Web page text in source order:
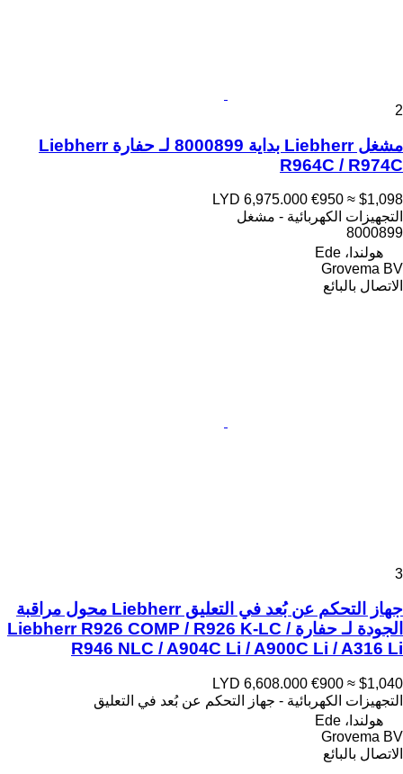
2
مشغل Liebherr بداية 8000899 لـ حفارة Liebherr
R964C / R974C
LYD 6,975.000 €950 ≈ $1,098
التجهيزات الكهربائية - مشغل
8000899
هولندا، Ede
Grovema BV
الاتصال بالبائع
3
جهاز التحكم عن بُعد في التعليق Liebherr محول مراقبة
الجودة لـ حفارة Liebherr R926 COMP / R926 K-LC /
R946 NLC / A904C Li / A900C Li / A316 Li
LYD 6,608.000 €900 ≈ $1,040
التجهيزات الكهربائية - جهاز التحكم عن بُعد في التعليق
هولندا، Ede
Grovema BV
الاتصال بالبائع